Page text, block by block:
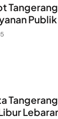
Publik